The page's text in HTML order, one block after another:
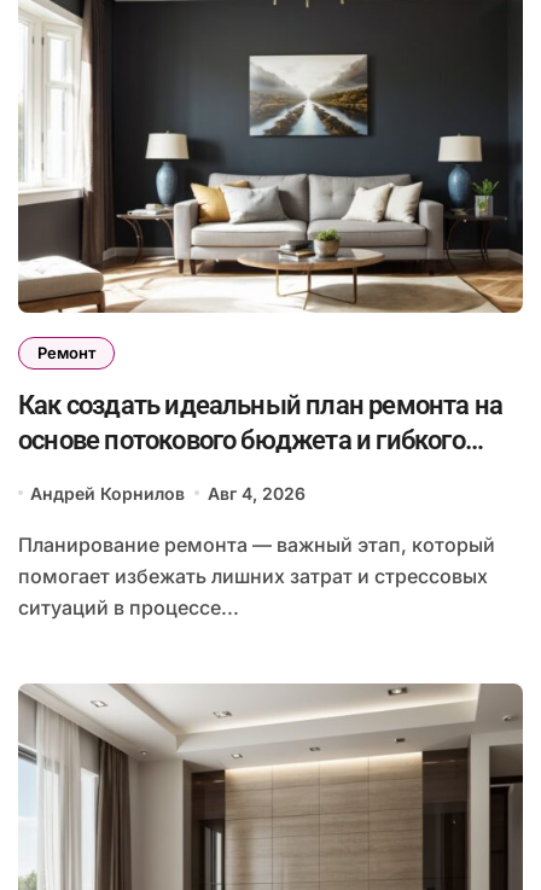
Ремонт
Как создать идеальный план ремонта на
основе потокового бюджета и гибкого
расходов
Андрей Корнилов Авг 4, 2026
Планирование ремонта — важный этап, который
помогает избежать лишних затрат и стрессовых
ситуаций в процессе...